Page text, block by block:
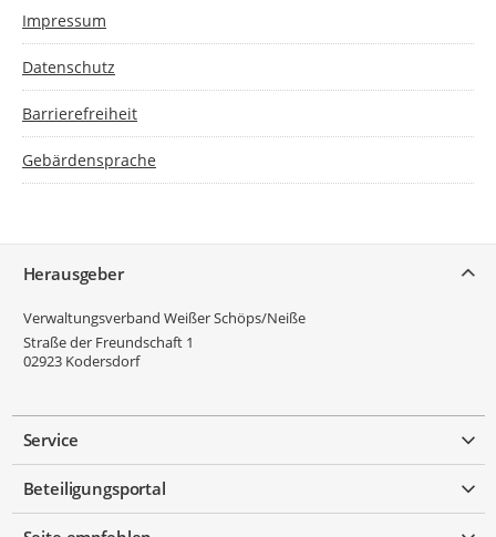
Impressum
Datenschutz
Barrierefreiheit
Gebärdensprache
Herausgeber
Verwaltungsverband Weißer Schöps/Neiße
Straße der Freundschaft 1
02923 Kodersdorf
Service
Beteiligungsportal